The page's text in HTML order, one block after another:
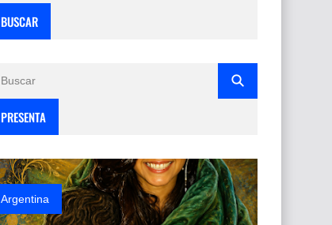
BUSCAR
PRESENTA
Argentina